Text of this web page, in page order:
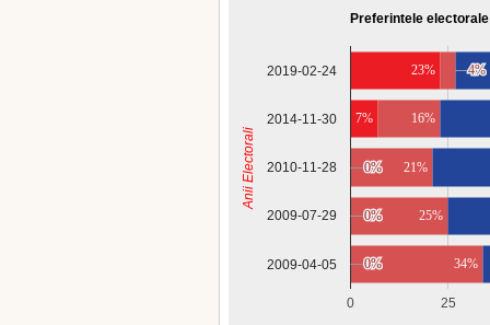
Preferintele
0 25
2019-02-24
2014-11-30
2010-11-28
2009-07-29
2009-04-05
23%
7%
0%
0%
0%
0%
0%
0%
4%
4%
16%
21%
25%
34%
Anii Electorali